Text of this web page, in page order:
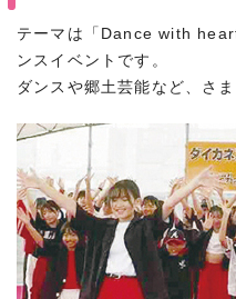
テーマは「Dance with
ンスイベントです。
ダンスや郷土芸能など、さ